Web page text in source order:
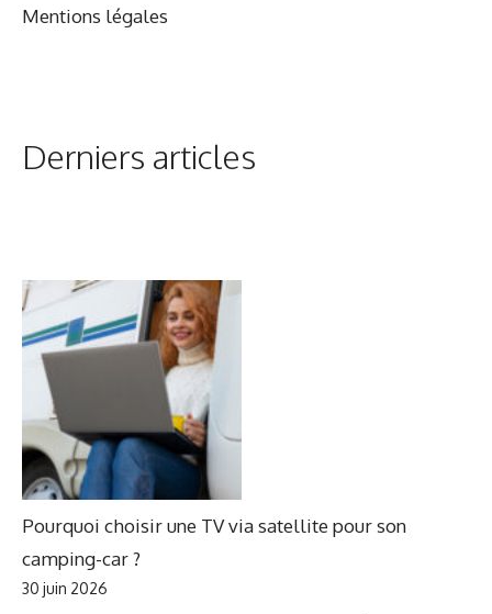
Mentions légales
Derniers articles
Pourquoi choisir une TV via satellite pour son
camping-car ?
30 juin 2026